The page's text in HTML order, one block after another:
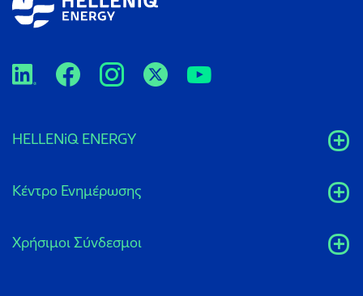
HELLENiQ ENERGY
Κέντρο Ενημέρωσης
Xρήσιμοι Σύνδεσμοι